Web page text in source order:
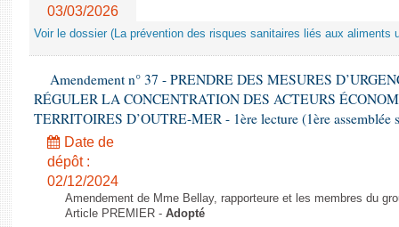
03/03/2026
Voir le dossier (La prévention des risques sanitaires liés aux aliments
Amendement n° 37 - PRENDRE DES MESURES
RÉGULER LA CONCENTRATION DES ACTEURS
TERRITOIRES D’OUTRE-MER - 1ère lecture (1ère assemblée
Date de
dépôt :
02/12/2024
Amendement de Mme Bellay, rapporteure et les membres du
Article PREMIER - Adopté